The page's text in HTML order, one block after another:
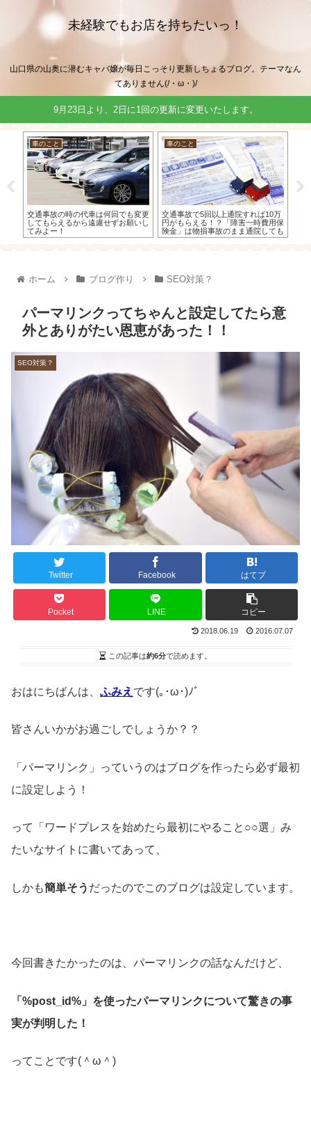
未経験でもお店を持ちたいっ！
山口県の山奥に潜むキャバ嬢が毎日こっそり更新しちょるブログ。テーマなん
てありません(/・ω・)/
9月23日より、2日に1回の更新に変更いたします。
車のこと
交通事故の時の代車は何回でも変更
してもらえるから遠慮せずお願いし
てみよー！
車のこと
交通事故で5回以上通院すれば10万
円がもらえる！？「障害一時費用保
険金」は物損事故のまま通院しても
もらえたよ！
ホーム ブログ作り SEO対策？
パーマリンクってちゃんと設定してたら意
外とありがたい恩恵があった！！
SEO対策？
Twitter Facebook はてブ
Pocket LINE コピー
2018.06.19 2016.07.07
この記事は約6分で読めます。
おはにちばんは、 ふみえ です(｡･ω･)ﾉﾞ
皆さんいかがお過ごしでしょうか？？
「パーマリンク」っていうのはブログを作ったら必ず最初
に設定しよう！
って「ワードプレスを始めたら最初にやること○○選」み
たいなサイトに書いてあって、
しかも簡単そう だったのでこのブログは設定しています。
今回書きたかったのは、パーマリンクの話なんだけど、
「%post_id%」を使ったパーマリンクについて驚きの事
実が判明した！
ってことです(＾ω＾)